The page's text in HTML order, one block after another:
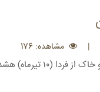
| مشاهده: 176
هشدار داد.